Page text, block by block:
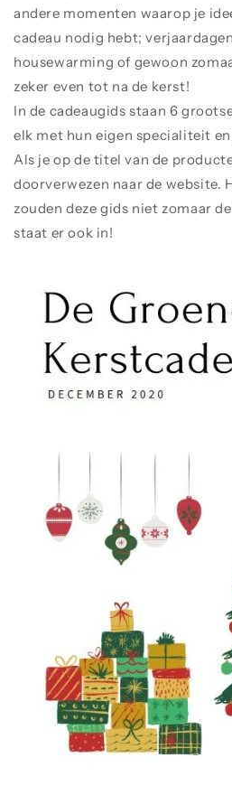
andere momenten waarop je
cadeau nodig hebt;
housewarming of gewoon
zeker even tot na de kerst!
In de cadeaugids staan 6
elk met hun eigen specialiteit
Als je op de titel van de
doorverwezen naar de website.
zouden deze gids niet zomaar
staat er ook in!